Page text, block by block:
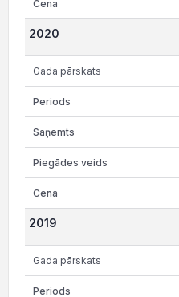
2020
Gada pārskats
2019
Gada pārskats